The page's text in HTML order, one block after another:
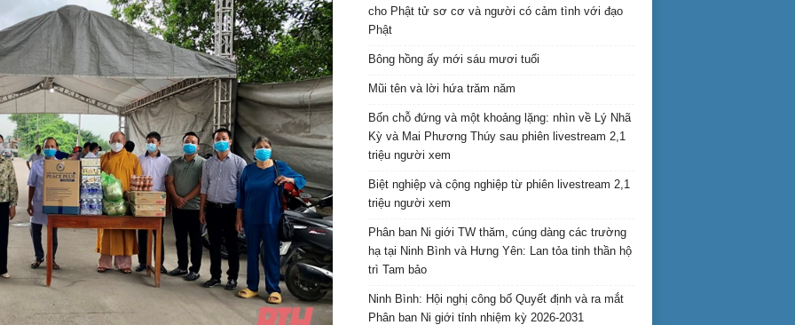
cho Phật tử sơ cơ và người có cảm tình với đạo
Phật
Bông hồng ấy mới sáu mươi tuổi
Mũi tên và lời hứa trăm năm
Bốn chỗ đứng và một khoảng lặng: nhìn về Lý Nhã
Kỳ và Mai Phương Thúy sau phiên livestream 2,1
triệu người xem
Biệt nghiệp và cộng nghiệp từ phiên livestream 2,1
triệu người xem
Phân ban Ni giới TW thăm, cúng dàng các trường
hạ tại Ninh Bình và Hưng Yên: Lan tỏa tinh thần hộ
trì Tam bảo
Ninh Bình: Hội nghị công bố Quyết định và ra mắt
Phân ban Ni giới tỉnh nhiệm kỳ 2026-2031